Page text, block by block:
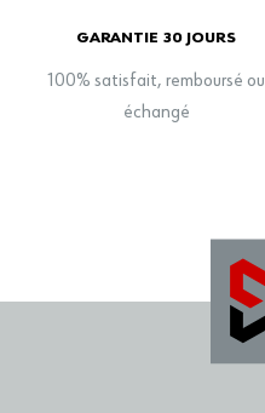
GARANTIE 30 JOURS
100% satisfait, remboursé ou
échangé